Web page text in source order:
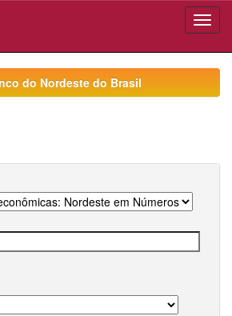
do Nordeste do Brasil